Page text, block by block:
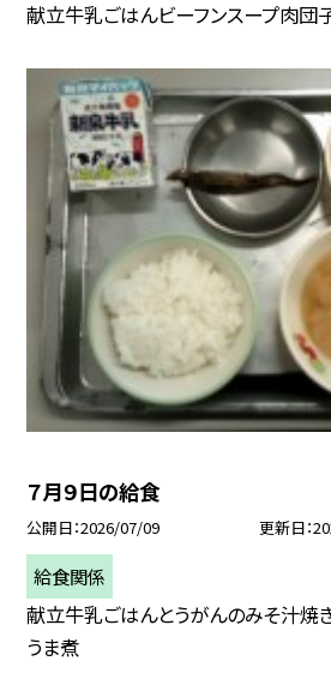
献立牛乳ごはんビーフンスープ肉団
７月９日の給食
公開日 2026/07/09 更新日
給食関係
献立牛乳ごはんとうがんのみそ汁焼
うま煮